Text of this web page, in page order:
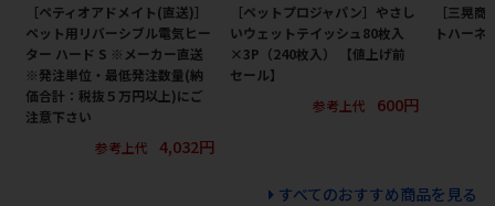
［ペティオアドメイト(直送)］
ペット用リバーシブル電気ヒー
ター ハード S ※メーカー直送
※発注単位・最低発注数量(納
価合計：税抜５万円以上)にご
注意下さい
参考上代
4,032円
［ペットプロジャパン］やさし
いウェットテイッシュ80枚入
×3P（240枚入） 【値上げ前
セール】
参考上代
600円
［三晃
トハーネ
すべてのおすすめ商品を見る